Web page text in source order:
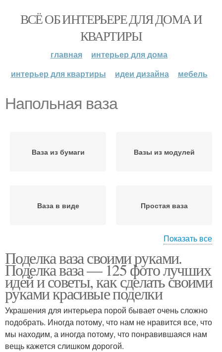
ВСЁ ОБ ИНТЕРЬЕРЕ ДЛЯ ДОМА И
КВАРТИРЫ
главная
интерьер для дома
интерьер для квартиры
идеи дизайна мебель
Напольная ваза
Ваза из бумаги Вазы из модулей
Ваза в виде Простая ваза
Ваза из цветной бумаги Объемная ваза
Ваза из пластиковой
бутылки
Ваза из банки
Показать все
Поделка ваза своими руками.
Поделка ваза — 125 фото лучших
идей и советы, как сделать своими
руками красивые поделки
Украшения для интерьера порой бывает очень сложно
подобрать. Иногда потому, что нам не нравится все, что
мы находим, а иногда потому, что понравившаяся нам
вещь кажется слишком дорогой.